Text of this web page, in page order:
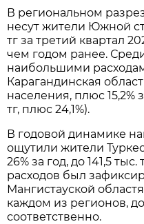
В региональном
несут жители Южной
тг за третий квартал
чем годом ранее.
наибольшими
Карагандинская
населения, плюс 15,2%
тг, плюс 24,1%).
В годовой динамике
ощутили жители
26% за год, до 141,5
расходов был
Мангистауской
каждом из регионов, до
соответственно.